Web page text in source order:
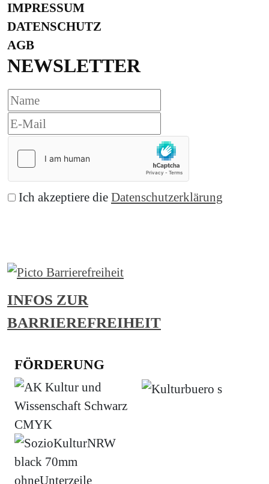
IMPRESSUM
DATENSCHUTZ
AGB
NEWSLETTER
Ich akzeptiere die Datenschutzerklärung
INFOS ZUR
BARRIEREFREIHEIT
FÖRDERUNG